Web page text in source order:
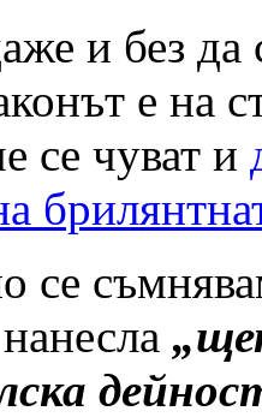
и без да
е на
се чуват и
се